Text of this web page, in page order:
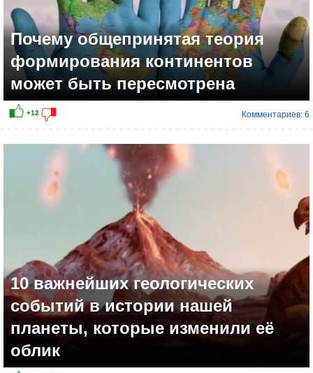
Почему общепринятая теория
формирования континентов
может быть пересмотрена
Комментариев: 6
10 важнейших геологических
событий в истории нашей
планеты, которые изменили её
облик